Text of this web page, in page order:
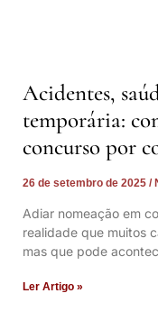
Acidentes,
temporária:
concurso por
26 de setembro de 2025
Adiar nomeação em
realidade que muitos
mas que pode
Ler Artigo »